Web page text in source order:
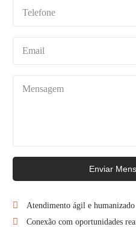
Enviar
Atendimento ágil e humanizado
Conexão com oportunidades